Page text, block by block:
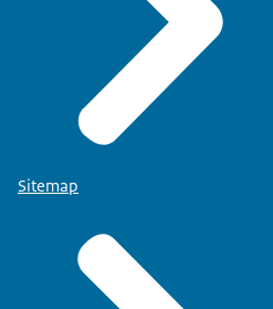
Sitemap